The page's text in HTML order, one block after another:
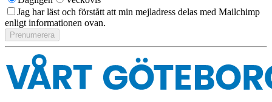
Jag har läst och förstått att min mejladress delas med Mailchimp
enligt informationen ovan.